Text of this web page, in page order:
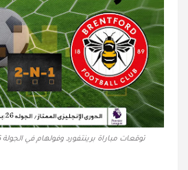
توقعات مباراة برينتفورد وفولهام في الجولة 26 من الدوري الإنجليزي